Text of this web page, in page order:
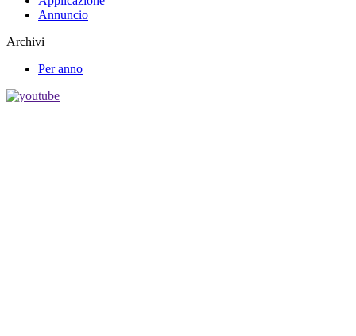
Annuncio
Archivi
Per anno